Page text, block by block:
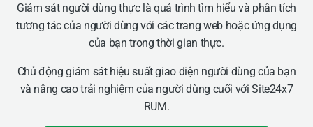
Giám sát người dùng thực là quá trình tìm hiểu và phân tích
tương tác của người dùng với các trang web hoặc ứng dụng
của bạn trong thời gian thực.
Chủ động giám sát hiệu suất giao diện người dùng của bạn
và nâng cao trải nghiệm của người dùng cuối với Site24x7
RUM.